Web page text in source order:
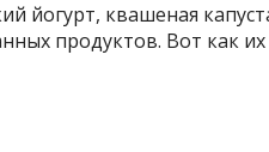
йогурт, квашеная
продуктов. Вот как